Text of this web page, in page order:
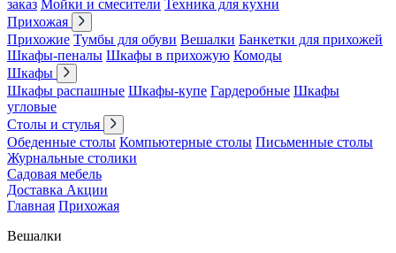
заказ Мойки и смесители Техника для кухни
Прихожая
Прихожие Тумбы для обуви Вешалки Банкетки для прихожей
Шкафы-пеналы Шкафы в прихожую Комоды
Шкафы
Шкафы распашные Шкафы-купе Гардеробные Шкафы
угловые
Столы и стулья
Обеденные столы Компьютерные столы Письменные столы
Журнальные столики
Садовая мебель
Доставка Акции
Главная Прихожая
Вешалки